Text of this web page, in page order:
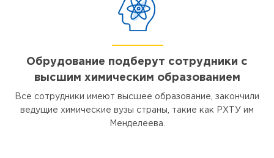
Обрудование подберут сотрудники с
высшим химическим образованием
Все сотрудники имеют высшее образование, закончили
ведущие химические вузы страны, такие как РХТУ им
Менделеева.